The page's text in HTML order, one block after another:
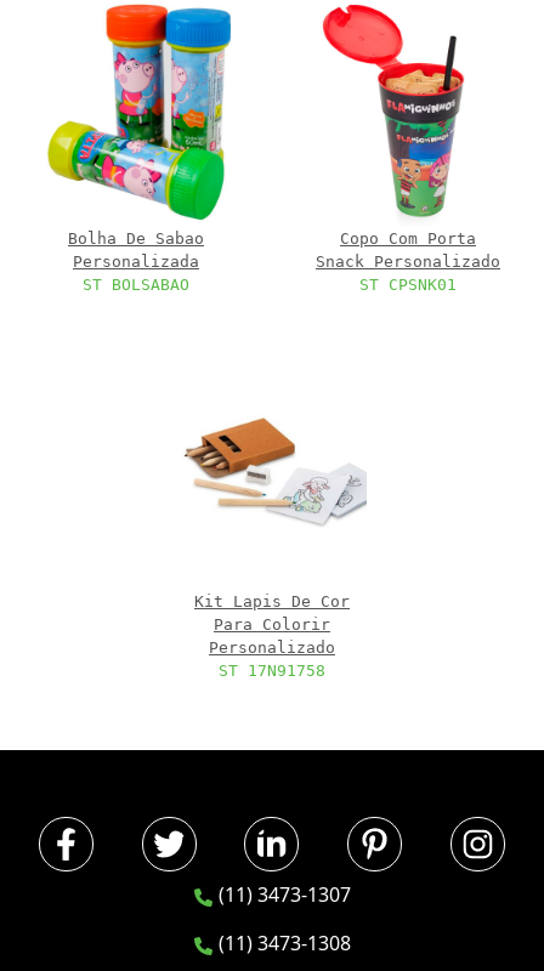
Bolha De Sabao
Personalizada
ST BOLSABAO
Copo Com Porta
Snack Personalizado
ST CPSNK01
Kit Lapis De Cor
Para Colorir
Personalizado
ST 17N91758
(11) 3473-1307
(11) 3473-1308